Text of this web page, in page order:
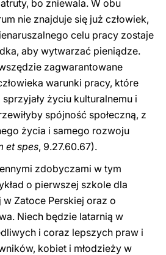
bo zniewala. W obu
nie znajduje się już człowiek,
celu pracy zostaje
aby wytwarzać pieniądze.
zagwarantowane
warunki pracy, które
sprzyjały życiu kulturalnemu i
spójność społeczną, z
życia i samego rozwoju
et spes, 9.27.60.67).
zdobyczami w tym
o pierwszej szkole dla
Zatoce Perskiej oraz o
Niech będzie latarnią w
i coraz lepszych praw i
kobiet i młodzieży w